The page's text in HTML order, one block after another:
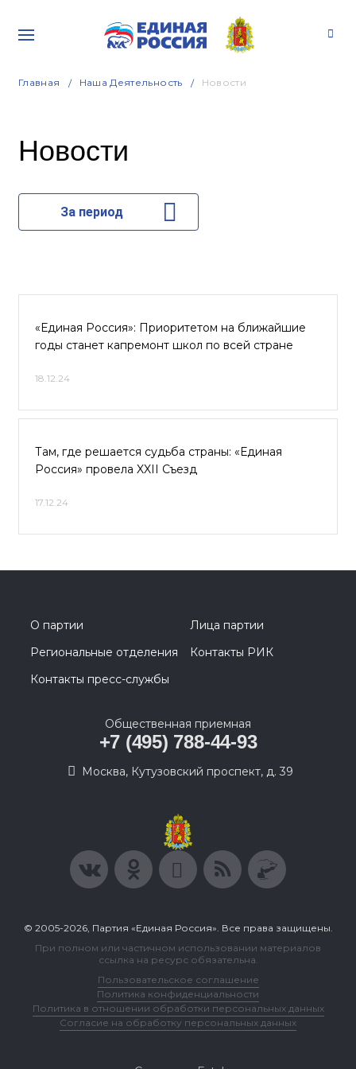
Главная Наша Деятельность Новости
Новости
За период
«Единая Россия»: Приоритетом на ближайшие
годы станет капремонт школ по всей стране
18.12.24
Там, где решается судьба страны: «Единая
Россия» провела XXII Съезд
17.12.24
О партии
Лица партии
Региональные отделения
Контакты РИК
Контакты пресс-службы
Общественная приемная
+7 (495) 788-44-93
Москва, Кутузовский проспект, д. 39
© 2005-2026, Партия «Единая Россия». Все права защищены.
При полном или частичном использовании материалов
ссылка на ресурс обязательна.
Пользовательское соглашение
Политика конфиденциальности
Политика в отношении обработки персональных данных
Согласие на обработку персональных данных